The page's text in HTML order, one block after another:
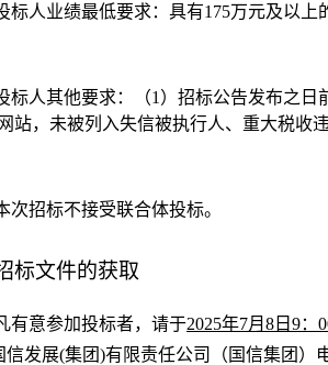
标人业绩最低要求： 具有175万元及以上
标人其他要求：（1）招标公告发布之
站，未被列入失信被执行人、重大税收
次招标不接受联合体投标。
标文件的获取
有意参加投标者，请于2025年7月 8 日 9：
信发展(集团)有限责任公司（国信集团）